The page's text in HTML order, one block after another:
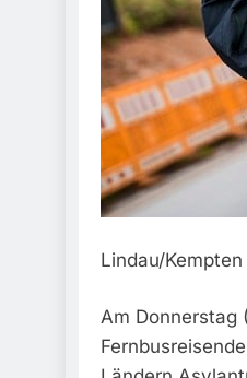
Lindau/
Am Donnerstag